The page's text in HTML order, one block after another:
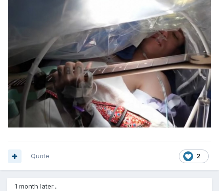
2
Quote
1 month later...